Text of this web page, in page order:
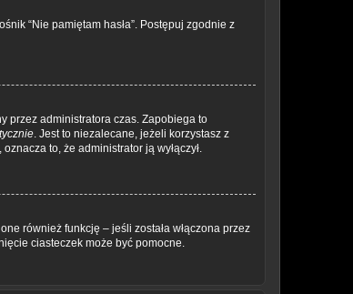
“Nie pamiętam hasła”. Postępuj zgodnie z
przez administratora czas. Zapobiega to
. Jest to niezalecane, jeżeli korzystasz z
to, że administrator ją wyłączył.
również funkcję – jeśli została włączona przez
ciasteczek może być pomocne.